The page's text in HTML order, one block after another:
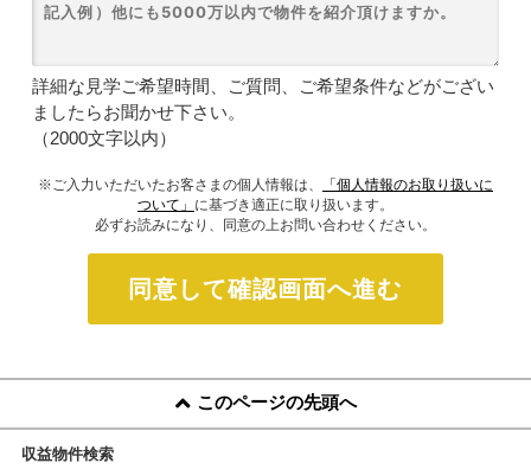
詳細な見学ご希望時間、ご質問、ご希望条件などがござい
ましたらお聞かせ下さい。
（2000文字以内）
※ご入力いただいたお客さまの個人情報は、
「個人情報のお取り扱いに
ついて」 に基づき適正に取り扱います。
必ずお読みになり、同意の上お問い合わせください。
同意して確認画面へ進む
このページの先頭へ
収益物件検索